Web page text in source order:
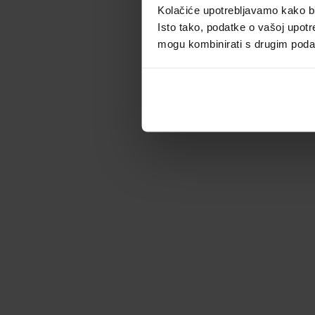
Kolačiće upotrebljavamo kako
Isto tako, podatke o vašoj
mogu kombinirati s drugim